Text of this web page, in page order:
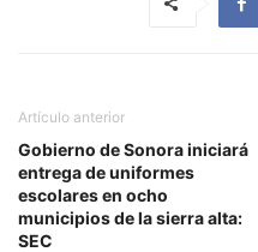
Artículo anterior
Gobierno de Sonora iniciará
entrega de uniformes
escolares en ocho
municipios de la sierra alta:
SEC